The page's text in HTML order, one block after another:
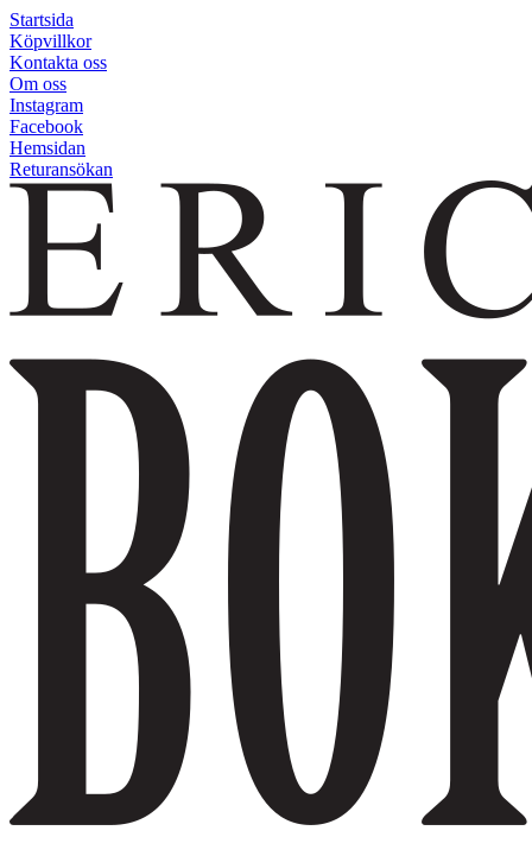
Startsida
Köpvillkor
Kontakta oss
Om oss
Instagram
Facebook
Hemsidan
Returansökan